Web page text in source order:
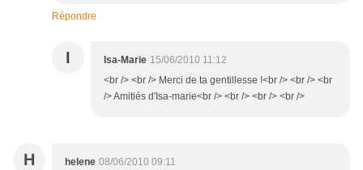
Répondre
I Isa-Marie 15/06/2010 11:12
<br /> <br /> Merci de ta gentillesse !<br /> <br /> <br
/> Amitiés d'Isa-marie<br /> <br /> <br /> <br />
H helene 08/06/2010 09:11